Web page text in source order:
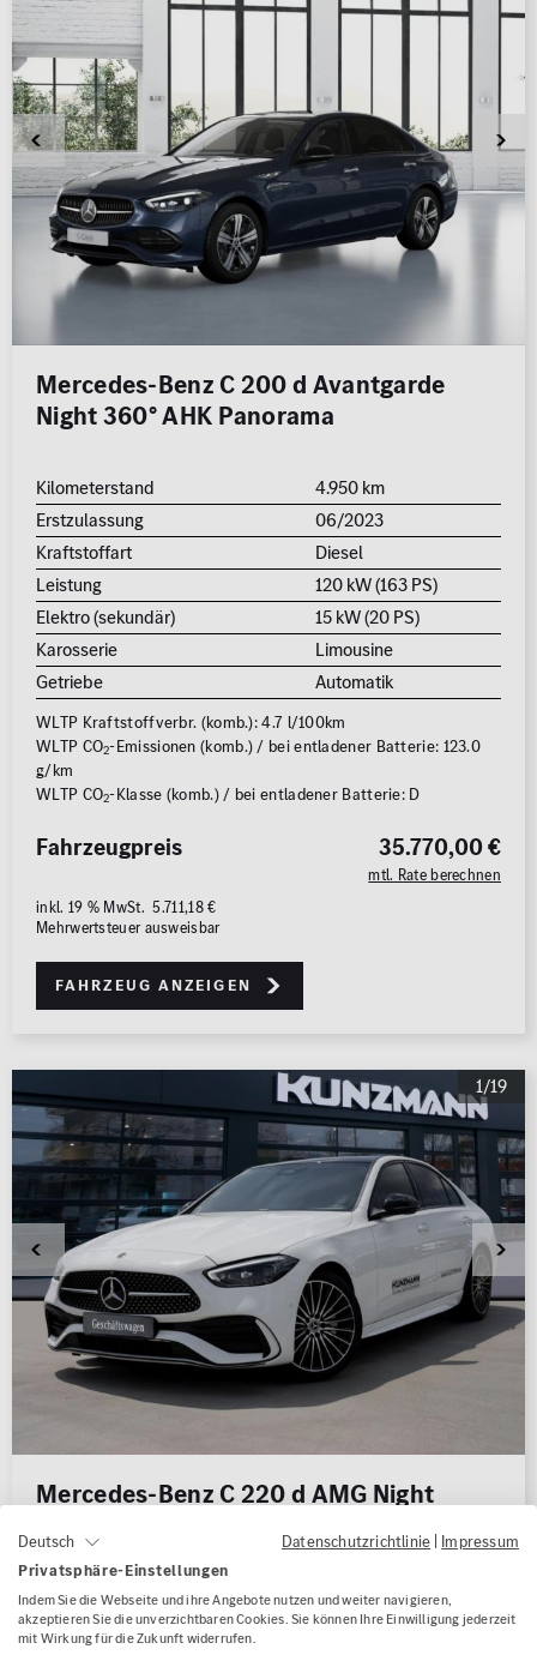
Mercedes-Benz C 200 d Avantgarde
Night 360° AHK Panorama
Kilometerstand
4.950 km
Erstzulassung
06/2023
Kraftstoffart
Diesel
Leistung
120 kW (163 PS)
Elektro (sekundär)
15 kW (20 PS)
Karosserie
Limousine
Getriebe
Automatik
WLTP Kraftstoffverbr. (komb.): 4.7 l/100km
WLTP CO2-Emissionen (komb.) / bei entladener Batterie: 123.0
g/km
WLTP CO2-Klasse (komb.) / bei entladener Batterie: D
35.770,00 €
mtl. Rate berechnen
Fahrzeugpreis
inkl. 19 % MwSt. 5.711,18 €
Mehrwertsteuer ausweisbar
Fahrzeug anzeigen
1/19
Mercedes-Benz C 220 d AMG Night
Kilometerstand
8.000 km
Erstzulassung
07/2026
Deutsch Datenschutzrichtlinie | Impressum
Privatsphäre-Einstellungen
Indem Sie die Webseite und ihre Angebote nutzen und weiter navigieren,
akzeptieren Sie die unverzichtbaren Cookies. Sie können Ihre Einwilligung jederzeit
mit Wirkung für die Zukunft widerrufen.